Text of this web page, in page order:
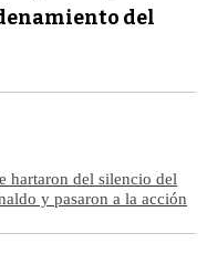
del
hartaron del silencio del
y pasaron a la acción